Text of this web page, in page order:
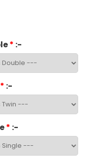
* :-
* :-
* :-